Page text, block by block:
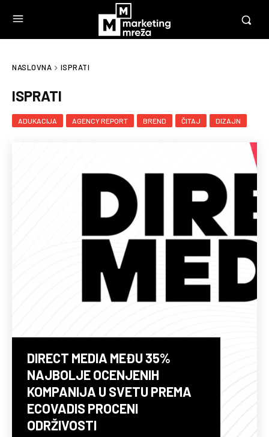
NASLOVNA ISPRATI
ISPRATI
ADUKACIJA AGENCY REPORT BREND ČITAJ DIZAJN
DIRECT MEDIA MEĐU 35%
NAJBOLJE OCENJENIH
KOMPANIJA U SVETU PREMA
ECOVADIS PROCENI
ODRŽIVOSTI